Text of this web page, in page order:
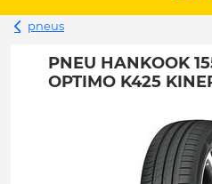
pneus
PNEU HANKOOK
OPTIMO K425